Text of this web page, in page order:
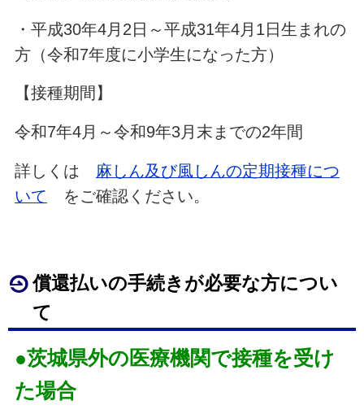
・平成30年4月2日～平成31年4月1日生まれの
方（令和7年度に小学生になった方）
【接種期間】
令和7年4月～令和9年3月末までの2年間
詳しくは 麻しん及び風しんの定期接種につ
いて をご確認ください。
償還払いの手続きが必要な方につい
て
●茨城県外の医療機関で接種を受け
た場合